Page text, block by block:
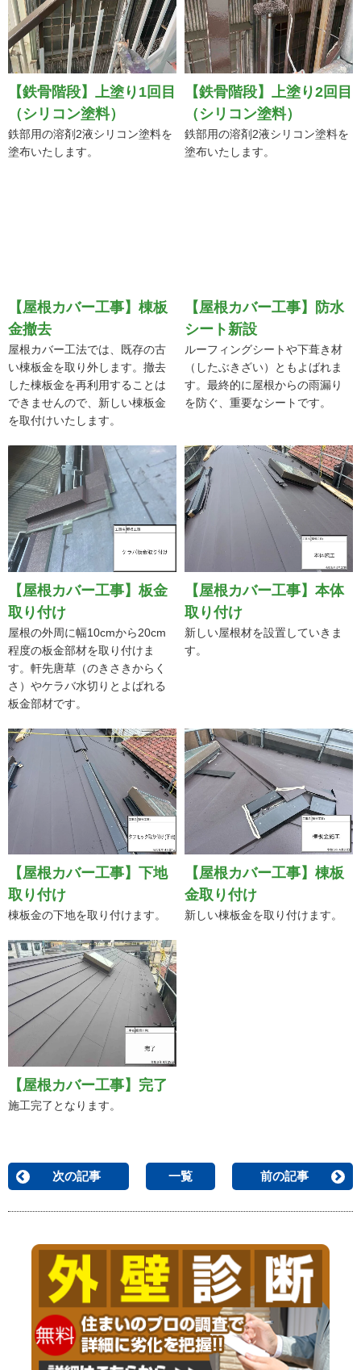
【鉄骨階段】上塗り1回目
（シリコン塗料）
鉄部用の溶剤2液シリコン塗料を
【鉄骨階段】上塗り2回目
（シリコン塗料）
鉄部用の溶剤2液シリコン塗料を
【屋根カバー工事】棟板
金撤去
屋根カバー工法では、既存の古
い棟板金を取り外します。撤去
した棟板金を再利用することは
できませんので、新しい棟板金
を取付けいたします。
【屋根カバー工事】防水
シート新設
ルーフィングシートや下葺き材
（したぶきざい）ともよばれま
す。最終的に屋根からの雨漏り
【屋根カバー工事】板金
取り付け
屋根の外周に幅10cmから20cm
程度の板金部材を取り付けま
す。軒先唐草（のきさきからく
さ）やケラバ水切りとよばれる
板金部材です。
【屋根カバー工事】本体
取り付け
新しい屋根材を設置していきま
【屋根カバー工事】下地
取り付け
棟板金の下地を取り付けます。
【屋根カバー工事】棟板
金取り付け
【屋根カバー工事】完了